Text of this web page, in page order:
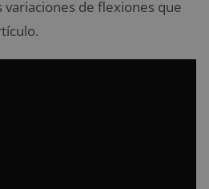
variaciones de flexiones que